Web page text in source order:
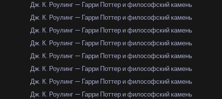
Дж. К. Роулинг — Гарри Поттер и философский камень
Дж. К. Роулинг — Гарри Поттер и философский камень
Дж. К. Роулинг — Гарри Поттер и философский камень
Дж. К. Роулинг — Гарри Поттер и философский камень
Дж. К. Роулинг — Гарри Поттер и философский камень
Дж. К. Роулинг — Гарри Поттер и философский камень
Дж. К. Роулинг — Гарри Поттер и философский камень
Дж. К. Роулинг — Гарри Поттер и философский камень